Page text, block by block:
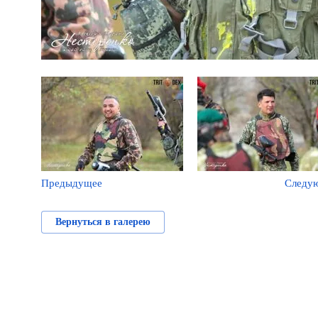
Предыдущее
Вернуться в галерею